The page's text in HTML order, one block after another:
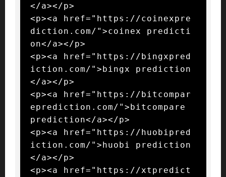
</a></p>
<p><a href="https://coinexpre
diction.com/">coinex predicti
on</a></p>
<p><a href="https://bingxpred
iction.com/">bingx prediction
</a></p>
<p><a href="https://bitcompar
eprediction.com/">bitcompare
prediction</a></p>
<p><a href="https://huobipred
iction.com/">huobi prediction
</a></p>
<p><a href="https://xtpredict